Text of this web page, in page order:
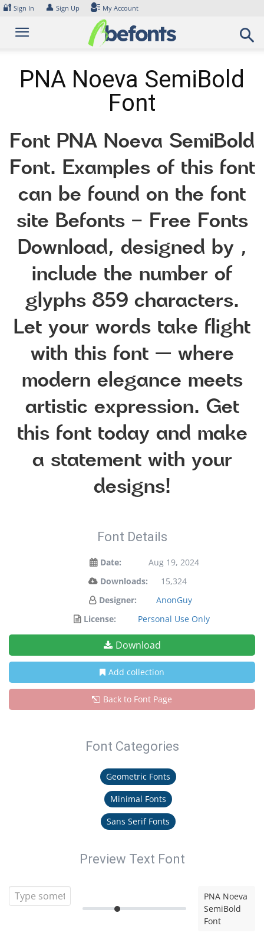
Skip
content
🔐 Sign In 👤 Sign Up My Account
PNA Noeva SemiBold
Font
Font PNA Noeva SemiBold
Font. Examples of this font
can be found on the font
site Befonts – Free Fonts
Download, designed by ,
include the number of
glyphs 859 characters.
Let your words take flight
with this font — where
modern elegance meets
artistic expression. Get
this font today and make
a statement with your
designs!
Font Details
Date:
Aug 19, 2024
Downloads:
15,324
Designer:
AnonGuy
License:
Personal Use Only
Download
Add collection
Back to Font Page
Font Categories
Geometric Fonts
Minimal Fonts
Sans Serif Fonts
Preview Text Font
PNA Noeva
SemiBold
Font